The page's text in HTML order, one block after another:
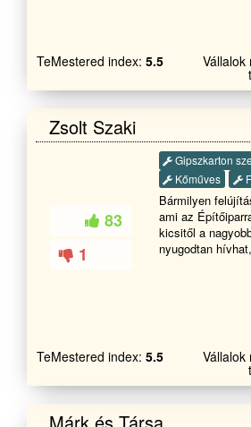
felújítás falazás,
színezés,
térbetonozás
ácsmunkák
ajtók-ablakok
TeMestered index: 5.5 Vállalok
Zsolt Szaki
83
1
Gipszkarton
Kőműves
Bármilyen felújítás,építés,javítás
ami az
kicsitől a
nyugodtan
TeMestered index: 5.5 Vállalok